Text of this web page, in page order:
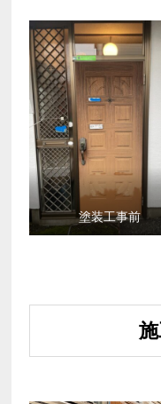
塗装工事前